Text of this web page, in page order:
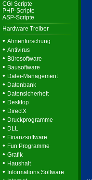
CGI Scripte
PHP-Scripte
ASP-Scripte
Hardware Treiber
• Ahnenforschung
• Antivirus
• Bürosoftware
• Bausoftware
• Datei-Management
• Datenbank
• Datensicherheit
• Desktop
• DirectX
• Druckprogramme
• DLL
• Finanzsoftware
• Fun Programme
• Grafik
• Haushalt
• Informations Software